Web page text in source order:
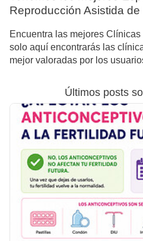
Reproducción Asistida
Encuentra las mejores
solo aquí encontrarás las
mejor valoradas por los
Últimos posts